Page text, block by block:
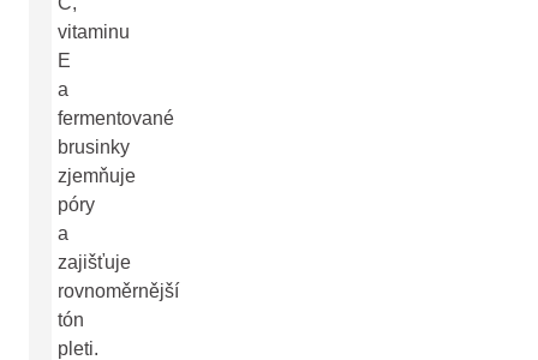
vitaminu
E
a
fermentované
brusinky
zjemňuje
póry
a
zajišťuje
rovnoměrnější
tón
pleti.